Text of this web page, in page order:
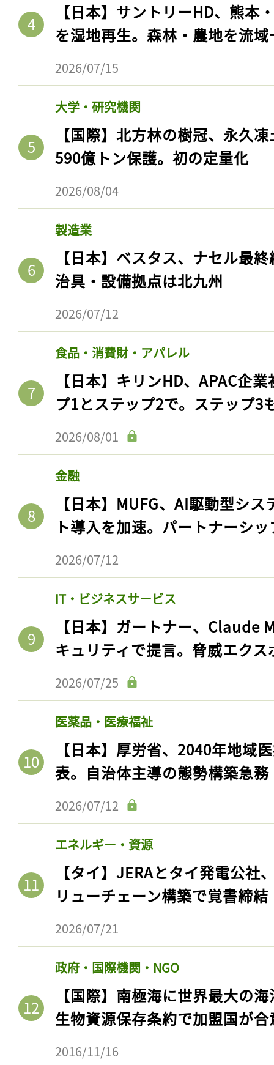
【日本】サントリーHD、熊本
を湿地再生。森林・農地を流
2026/07/15
大学・研究機関
【国際】北方林の樹冠、永久
590億トン保護。初の定量化
2026/08/04
製造業
【日本】ベスタス、ナセル最
治具・設備拠点は北九州
2026/07/12
食品・消費財・アパレル
【日本】キリンHD、APAC企
プ1とステップ2で。ステップ3
2026/08/01
金融
【日本】MUFG、AI駆動型シ
ト導入を加速。パートナーシ
2026/07/12
IT・ビジネスサービス
【日本】ガートナー、Claude
キュリティで提言。脅威エク
2026/07/25
医薬品・医療福祉
【日本】厚労省、2040年地域
表。自治体主導の態勢構築急務
2026/07/12
エネルギー・資源
【タイ】JERAとタイ発電公社
リューチェーン構築で覚書締結
2026/07/21
政府・国際機関・NGO
【国際】南極海に世界最大の
生物資源保存条約で加盟国が合
2016/11/16